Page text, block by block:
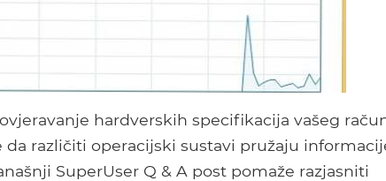
hardverskih specifikacija vašeg
različiti operacijski sustavi pružaju
SuperUser Q & A post pomaže razjasniti